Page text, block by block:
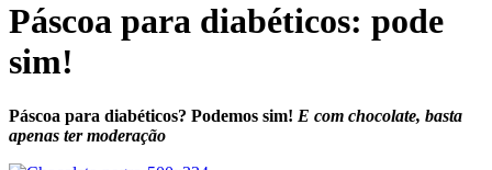
Páscoa para diabéticos: pode
sim!
Páscoa para diabéticos? Podemos sim! E com chocolate, basta
apenas ter moderação